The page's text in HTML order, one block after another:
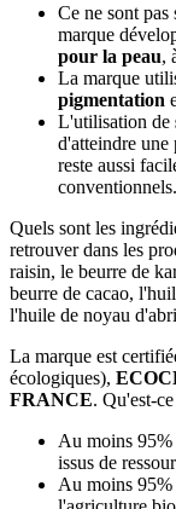
Ce ne sont
marque
pour la peau,
La marque
pigmentation
L'utilisation de
d'atteindre une
reste aussi
conventionnels.
Quels sont les
retrouver dans les
raisin, le beurre de
beurre de cacao,
l'huile de noyau
La marque est
écologiques),
FRANCE. Qu'est-
Au moins 95%
issus de
Au moins 95%